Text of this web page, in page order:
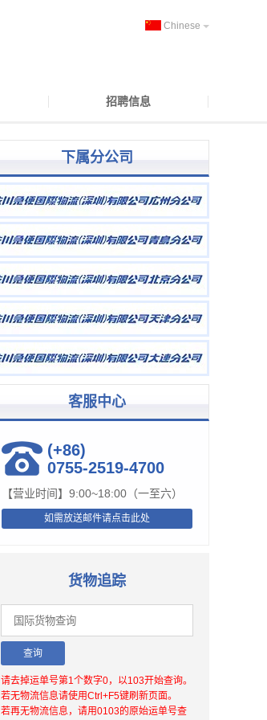
Chinese
招聘信息
下属分公司
客服中心
(+86)
0755-2519-4700
【营业时间】9:00~18:00（一至六）
如需放送邮件请点击此处
货物追踪
请去掉运单号第1个数字0，以103开始查询。
若无物流信息请使用Ctrl+F5键刷新页面。
若再无物流信息，请用0103的原始运单号查